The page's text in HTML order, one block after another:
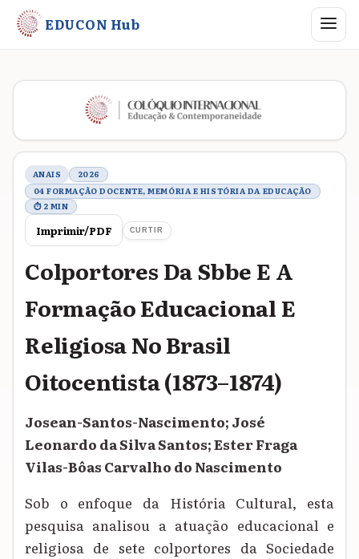
EDUCON Hub Abrir
Metadados do trabalho
ANAIS
2026
04 FORMAÇÃO DOCENTE, MEMÓRIA E HISTÓRIA DA EDUCAÇÃO
⏱ 2 MIN
Imprimir/PDF CURTIR
Colportores Da Sbbe E A
Formação Educacional E
Religiosa No Brasil
Oitocentista (1873–1874)
Josean-Santos-Nascimento; José
Leonardo da Silva Santos; Ester Fraga
Vilas-Bôas Carvalho do Nascimento
Sob o enfoque da História Cultural, esta
pesquisa analisou a atuação educacional e
religiosa de sete colportores da Sociedade